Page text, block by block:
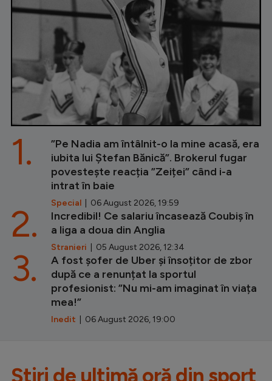
”Pe Nadia am întâlnit-o la mine acasă, era
iubita lui Ștefan Bănică”. Brokerul fugar
povestește reacția ”Zeiței” când i-a
intrat în baie
Special | 06 August 2026, 19:59
1.
Incredibil! Ce salariu încasează Coubiș în
a liga a doua din Anglia
Stranieri | 05 August 2026, 12:34
2.
A fost șofer de Uber și însoțitor de zbor
după ce a renunțat la sportul
profesionist: ”Nu mi-am imaginat în viața
mea!”
Inedit | 06 August 2026, 19:00
3.
Știri de ultimă oră din sport